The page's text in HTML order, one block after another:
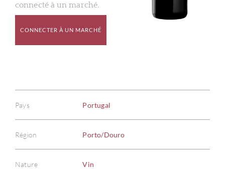
connecté à un marché.
CONNECTER À UN MARCHÉ
Pays Portugal
Région Porto/Douro
Nature Vin